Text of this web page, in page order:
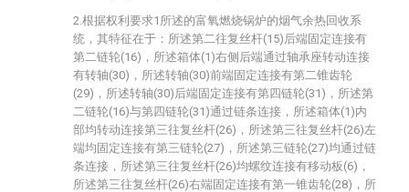
2.根据权利要求1所述的富氧燃烧锅炉的烟气余热回收系
统，其特征在于：所述第二往复丝杆(15)后端固定连接有
第二链轮(16)，所述箱体(1)右侧后端通过轴承座转动连接
有转轴(30)，所述转轴(30)前端固定连接有第二锥齿轮
(29)，所述转轴(30)后端固定连接有第四链轮(31)，所述第
二链轮(16)与第四链轮(31)通过链条连接，所述箱体(1)内
部均转动连接第三往复丝杆(26)，所述第三往复丝杆(26)左
端均固定连接有第三链轮(27)，所述第三链轮(27)均通过链
条连接，所述第三往复丝杆(26)均螺纹连接有移动板(6)，
所述第三往复丝杆(26)右端固定连接有第一锥齿轮(28)，所